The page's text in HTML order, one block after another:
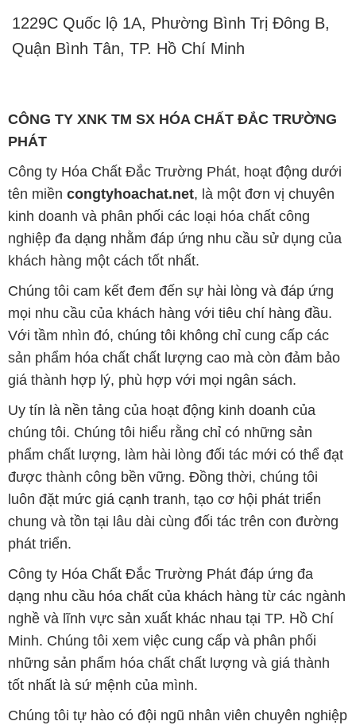
1229C Quốc lộ 1A, Phường Bình Trị Đông B,
Quận Bình Tân, TP. Hồ Chí Minh
CÔNG TY XNK TM SX HÓA CHẤT ĐẮC TRƯỜNG
PHÁT
Công ty Hóa Chất Đắc Trường Phát, hoạt động dưới
tên miền congtyhoachat.net, là một đơn vị chuyên
kinh doanh và phân phối các loại hóa chất công
nghiệp đa dạng nhằm đáp ứng nhu cầu sử dụng của
khách hàng một cách tốt nhất.
Chúng tôi cam kết đem đến sự hài lòng và đáp ứng
mọi nhu cầu của khách hàng với tiêu chí hàng đầu.
Với tầm nhìn đó, chúng tôi không chỉ cung cấp các
sản phẩm hóa chất chất lượng cao mà còn đảm bảo
giá thành hợp lý, phù hợp với mọi ngân sách.
Uy tín là nền tảng của hoạt động kinh doanh của
chúng tôi. Chúng tôi hiểu rằng chỉ có những sản
phẩm chất lượng, làm hài lòng đối tác mới có thể đạt
được thành công bền vững. Đồng thời, chúng tôi
luôn đặt mức giá cạnh tranh, tạo cơ hội phát triển
chung và tồn tại lâu dài cùng đối tác trên con đường
phát triển.
Công ty Hóa Chất Đắc Trường Phát đáp ứng đa
dạng nhu cầu hóa chất của khách hàng từ các ngành
nghề và lĩnh vực sản xuất khác nhau tại TP. Hồ Chí
Minh. Chúng tôi xem việc cung cấp và phân phối
những sản phẩm hóa chất chất lượng và giá thành
tốt nhất là sứ mệnh của mình.
Chúng tôi tự hào có đội ngũ nhân viên chuyên nghiệp